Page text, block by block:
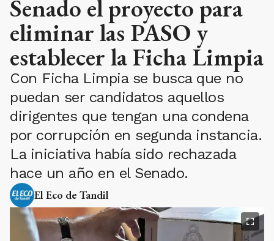
Senado el proyecto para
eliminar las PASO y
establecer la Ficha Limpia
Con Ficha Limpia se busca que no
puedan ser candidatos aquellos
dirigentes que tengan una condena
por corrupción en segunda instancia.
La iniciativa había sido rechazada
hace un año en el Senado.
El Eco de Tandil